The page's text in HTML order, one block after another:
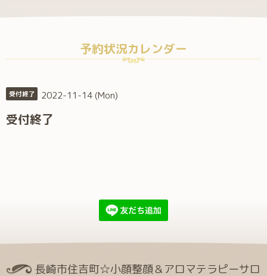
予約状況カレンダー
受付終了 2022-11-14 (Mon)
受付終了
長崎市住吉町☆小顔整顔＆アロマテラピーサロ